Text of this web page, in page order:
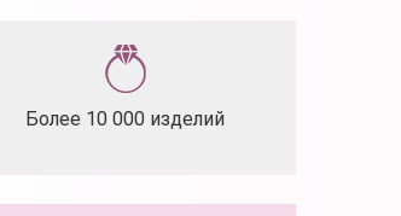
Более 10 000 изделий